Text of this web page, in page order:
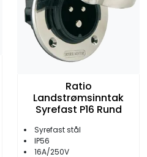
Ratio
Landstrømsinntak
Syrefast P16 Rund
Syrefast stål
IP56
16A/250V